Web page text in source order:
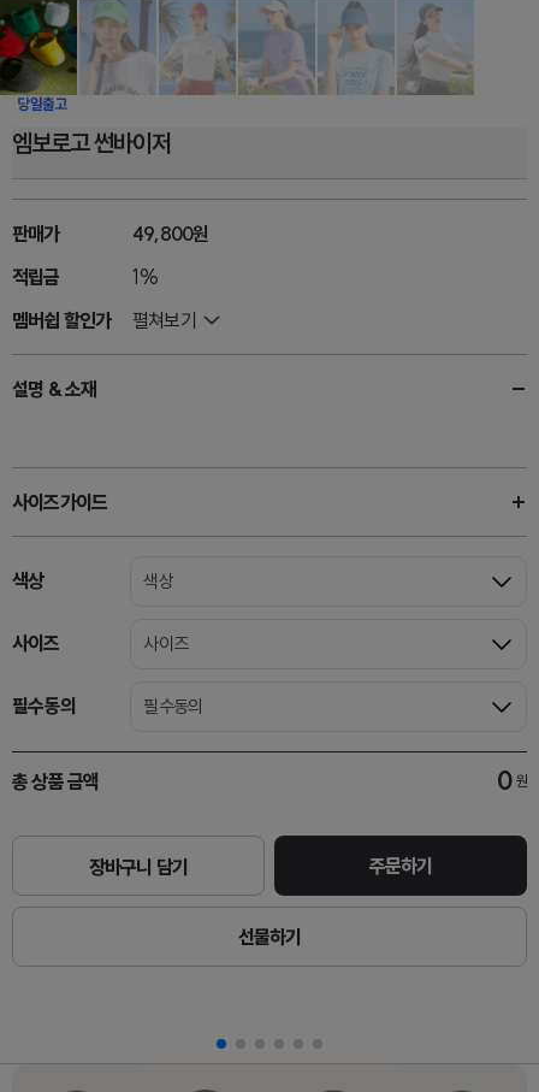
엠보로고 썬바이저
판매가
49,800원
적립금
1%
멤버쉽 할인가
펼쳐보기
설명 & 소재
사이즈가이드
색상 색상
사이즈 사이즈
필수동의 필수동의
총 상품 금액 0 원
장바구니 담기 주문하기
선물하기